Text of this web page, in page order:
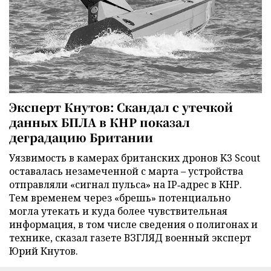
Эксперт Кнутов: Скандал с утечкой
данных БПЛА в КНР показал
деградацию Британии
Уязвимость в камерах британских дронов K3 Scout
оставалась незамеченной с марта – устройства
отправляли «сигнал пульса» на IP‑адрес в КНР.
Тем временем через «брешь» потенциально
могла утекать и куда более чувствительная
информация, в том числе сведения о полигонах и
технике, сказал газете ВЗГЛЯД военный эксперт
Юрий Кнутов.